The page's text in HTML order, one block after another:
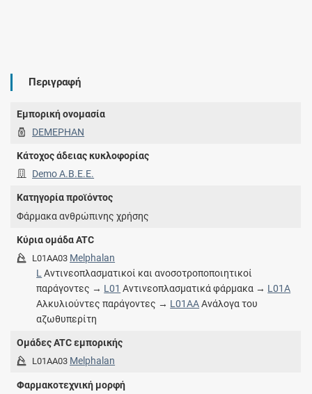
Περιγραφή
Εμπορική ονομασία
DEMEPHAN
Κάτοχος άδειας κυκλοφορίας
Demo Α.Β.Ε.Ε.
Κατηγορία προϊόντος
Φάρμακα ανθρώπινης χρήσης
Κύρια ομάδα ATC
L01AA03 Melphalan
L Αντινεοπλασματικοί και ανοσοτροποποιητικοί
παράγοντες → L01 Αντινεοπλασματικά φάρμακα → L01A
Αλκυλιούντες παράγοντες → L01AAΑνάλογα του
αζωθυπερίτη
Ομάδες ATC εμπορικής
L01AA03 Melphalan
Φαρμακοτεχνική μορφή